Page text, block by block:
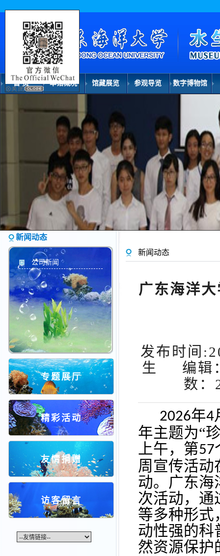
首 页 本馆概况 馆藏展览 参观导览 数字博物馆
新闻动态
公司新闻
专题展厅
精彩活动
友情捐赠
访客留言
新闻动态
广东海洋
发布时间
生 编辑
数：
2026年4
年主题为“
上午，第57
周宣传活动
动。广东海
次活动，通
等多种形式
动性强的科
然资源保护